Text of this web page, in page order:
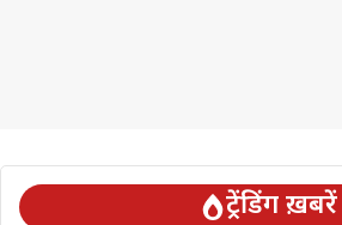
ट्रेंडिंग ख़बरें